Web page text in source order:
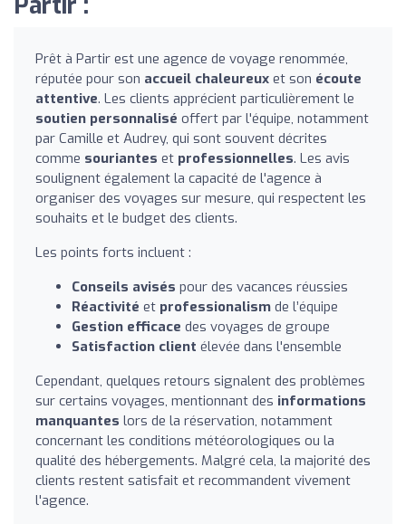
Prêt à Partir est une agence de voyage renommée,
réputée pour son accueil chaleureux et son écoute
attentive. Les clients apprécient particulièrement le
soutien personnalisé offert par l'équipe, notamment
par Camille et Audrey, qui sont souvent décrites
comme souriantes et professionnelles. Les avis
soulignent également la capacité de l'agence à
organiser des voyages sur mesure, qui respectent les
souhaits et le budget des clients.
Les points forts incluent :
Conseils avisés pour des vacances réussies
Réactivité et professionalism de l’équipe
Gestion efficace des voyages de groupe
Satisfaction client élevée dans l'ensemble
Cependant, quelques retours signalent des problèmes
sur certains voyages, mentionnant des informations
manquantes lors de la réservation, notamment
concernant les conditions météorologiques ou la
qualité des hébergements. Malgré cela, la majorité des
clients restent satisfait et recommandent vivement
l'agence.